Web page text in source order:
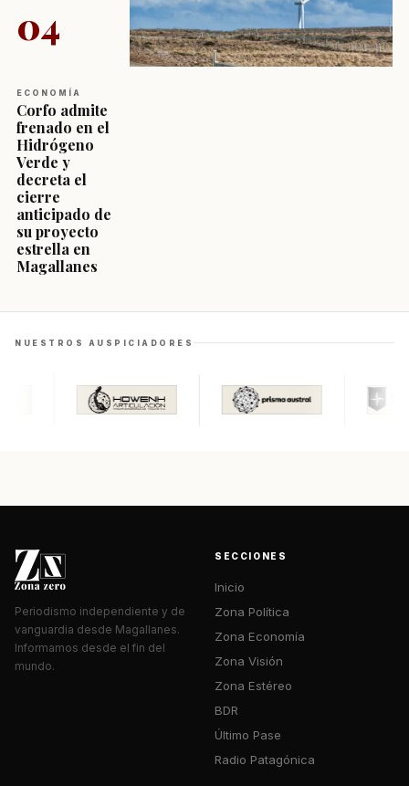
04
ECONOMÍA
Corfo admite
frenado en el
Hidrógeno
Verde y
decreta el
cierre
anticipado de
su proyecto
estrella en
Magallanes
NUESTROS AUSPICIADORES
Periodismo independiente y de
vanguardia desde Magallanes.
Informamos desde el fin del
mundo.
SECCIONES
Inicio
Zona Política
Zona Economía
Zona Visión
Zona Estéreo
BDR
Último Pase
Radio Patagónica